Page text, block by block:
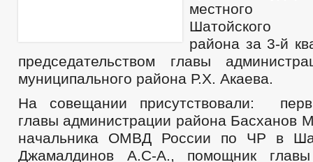
местного
Шатойского
района за 3-й
председательством главы
муниципального района Р.Х. Акаева.
На совещании присутствовали:
главы администрации района Басханов
начальника ОМВД России по ЧР в
Джамалдинов А.С-А., помощник главы